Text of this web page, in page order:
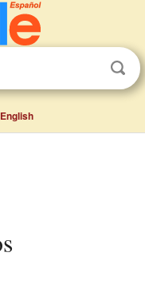
English